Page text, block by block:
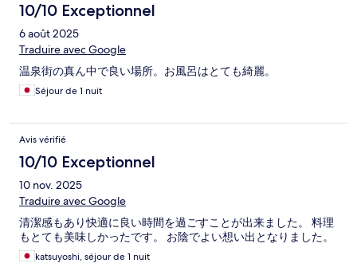
10/10 Exceptionnel
6 août 2025
Traduire avec Google
温泉街の真ん中で良い場所。お風呂はとても綺麗。
Séjour de 1 nuit
Avis vérifié
10/10 Exceptionnel
10 nov. 2025
Traduire avec Google
清潔感もあり快適に良い時間を過ごすことが出来ました。 料理
もとても美味しかったです。 お陰でよい想い出となりました。
katsuyoshi, séjour de 1 nuit